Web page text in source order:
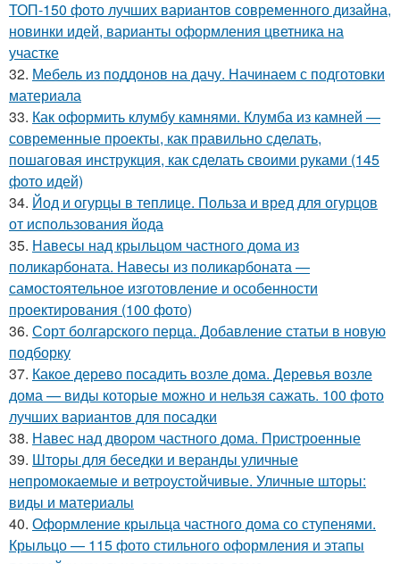
ТОП-150 фото лучших вариантов современного дизайна,
новинки идей, варианты оформления цветника на
участке
32. Мебель из поддонов на дачу. Начинаем с подготовки
материала
33. Как оформить клумбу камнями. Клумба из камней —
современные проекты, как правильно сделать,
пошаговая инструкция, как сделать своими руками (145
фото идей)
34. Йод и огурцы в теплице. Польза и вред для огурцов
от использования йода
35. Навесы над крыльцом частного дома из
поликарбоната. Навесы из поликарбоната —
самостоятельное изготовление и особенности
проектирования (100 фото)
36. Сорт болгарского перца. Добавление статьи в новую
подборку
37. Какое дерево посадить возле дома. Деревья возле
дома — виды которые можно и нельзя сажать. 100 фото
лучших вариантов для посадки
38. Навес над двором частного дома. Пристроенные
39. Шторы для беседки и веранды уличные
непромокаемые и ветроустойчивые. Уличные шторы:
виды и материалы
40. Оформление крыльца частного дома со ступенями.
Крыльцо — 115 фото стильного оформления и этапы